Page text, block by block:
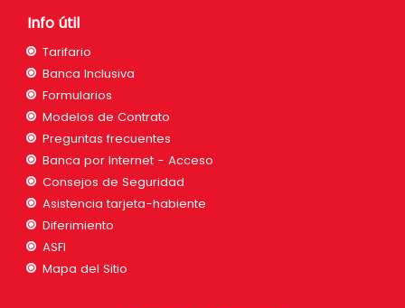
Info útil
Tarifario
Banca Inclusiva
Formularios
Modelos de Contrato
Preguntas frecuentes
Banca por Internet - Acceso
Consejos de Seguridad
Asistencia tarjeta-habiente
Diferimiento
ASFI
Mapa del Sitio